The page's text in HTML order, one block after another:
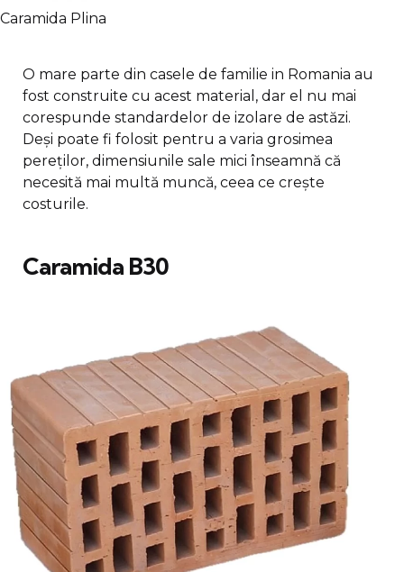
Caramida Plina
O mare parte din casele de familie in Romania au
fost construite cu acest material, dar el nu mai
corespunde standardelor de izolare de astăzi.
Deși poate fi folosit pentru a varia grosimea
pereților, dimensiunile sale mici înseamnă că
necesită mai multă muncă, ceea ce crește
costurile.
Caramida B30